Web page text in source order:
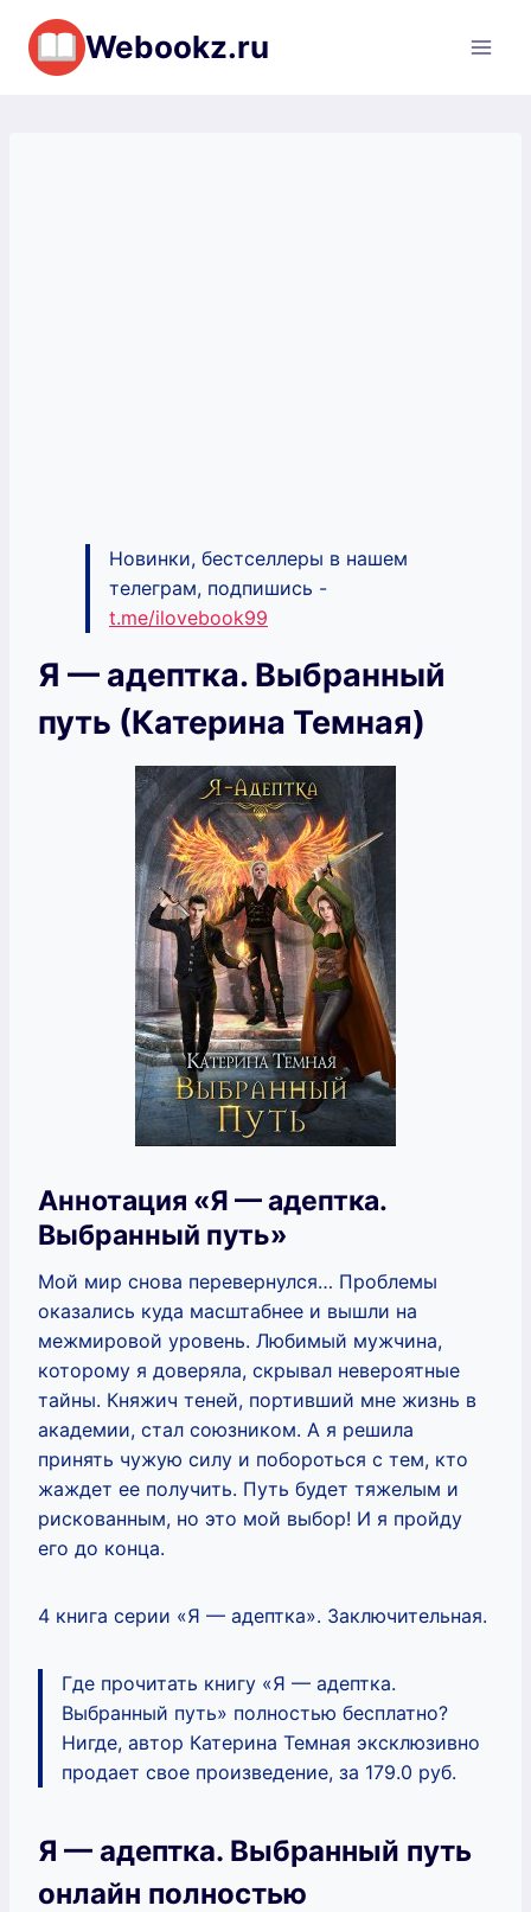
Перейти
содержимому
Webookz.ru
Новинки, бестселлеры в нашем
телеграм, подпишись -
t.me/ilovebook99
Я — адептка. Выбранный
путь (Катерина Темная)
Аннотация «Я — адептка.
Выбранный путь»
Мой мир снова перевернулся… Проблемы
оказались куда масштабнее и вышли на
межмировой уровень. Любимый мужчина,
которому я доверяла, скрывал невероятные
тайны. Княжич теней, портивший мне жизнь в
академии, стал союзником. А я решила
принять чужую силу и побороться с тем, кто
жаждет ее получить. Путь будет тяжелым и
рискованным, но это мой выбор! И я пройду
его до конца.
4 книга серии «Я — адептка». Заключительная.
Где прочитать книгу «Я — адептка.
Выбранный путь» полностью бесплатно?
Нигде, автор Катерина Темная эксклюзивно
продает свое произведение, за 179.0 руб.
Я — адептка. Выбранный путь
онлайн полностью